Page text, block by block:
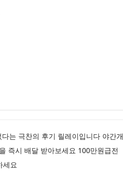
는 극찬의 후기 릴레이입니다 야간개
즉시 배달 받아보세요 100만원급전
세요